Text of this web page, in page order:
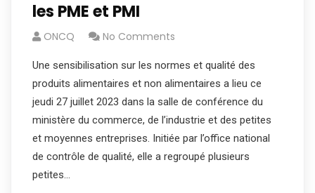
les PME et PMI
ONCQ No Comments
Une sensibilisation sur les normes et qualité des
produits alimentaires et non alimentaires a lieu ce
jeudi 27 juillet 2023 dans la salle de conférence du
ministère du commerce, de l’industrie et des petites
et moyennes entreprises. Initiée par l’office national
de contrôle de qualité, elle a regroupé plusieurs
petites…